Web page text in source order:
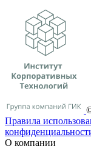
Правила
О компании